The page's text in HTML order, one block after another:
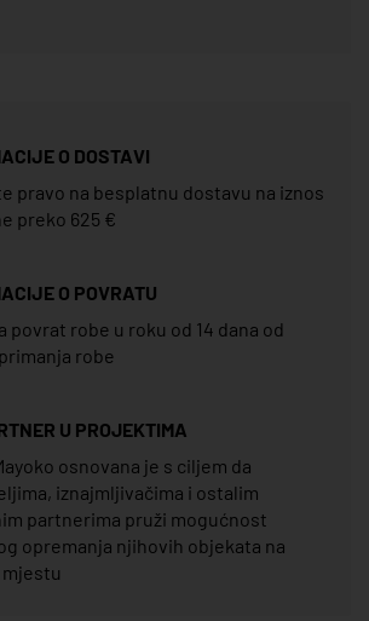
O DOSTAVI
pravo na besplatnu dostavu na iznos
preko 625 €
O POVRATU
povrat robe u roku od 14 dana od
robe
U PROJEKTIMA
osnovana je s ciljem da
iznajmljivačima i ostalim
partnerima pruži mogućnost
opremanja njihovih objekata na